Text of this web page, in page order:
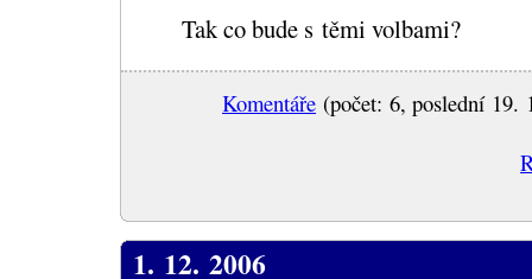
Tak co bude s těmi volbami?
Komentáře (počet: 6, poslední 19.
1. 12. 2006